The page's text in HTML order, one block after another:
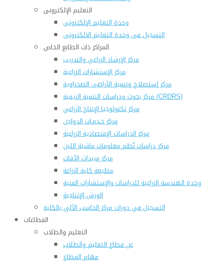
التعليم الإلكترونى
وحدة التعليم الإلكترونى
التسجيل فى وحدة التعليم الالكترونى
المراكز ذات الطابع الخاص
مركز الإرشاد الزراعي والتدريب
مركز الإستشارات الزراعية
مركز إستصلاح وتنمية الأراضى الصحراوية
مركز بحوث ودراسات التنمية الريفية (CRDRS)
مركز تكنولوجيا الإنتاج الزراعي
مركز خـدمـات الدواجن
مركز الدراسات الإقتصادية الزراعية
مركز دراسات نُظم معلومات ماشية اللبن
مركز مبيدات الآفات
مطبعة كلية الزراعة
وحدة الهندسة الزراعية للدراسات والإستشارات الفنية
الورش الإنتاجية
التسجيل في دورات مركز الحاسب الآلي بالكلية
القطاعات
التعليم والطلاب
عن قطاع التعليم والطلاب
مهام القطاع